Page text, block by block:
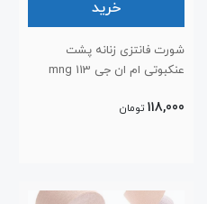
خرید
شورت فانتزی زنانه پشت
عنکبوتی ام ان جی 113 mng
118,000 تومان